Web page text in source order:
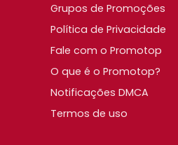
Grupos de Promoções
Política de Privacidade
Fale com o Promotop
O que é o Promotop?
Notificações DMCA
Termos de uso